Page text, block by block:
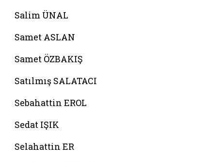
Salim ÜNAL
Samet ASLAN
Samet ÖZBAKIŞ
Satılmış SALATACI
Sebahattin EROL
Sedat IŞIK
Selahattin ER